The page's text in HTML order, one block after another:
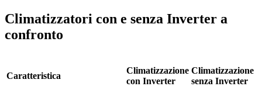
Climatizzatori con e senza Inverter a
confronto
Caratteristica
Climatizzazione
con Inverter
Climatizzazione
senza Inverter